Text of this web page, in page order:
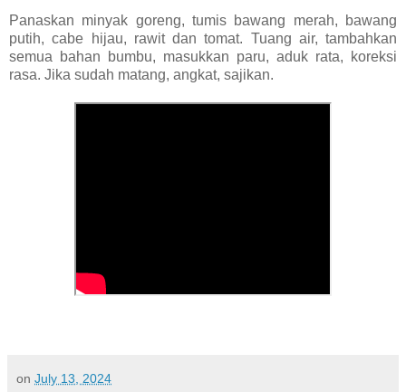
Panaskan minyak goreng, tumis bawang merah, bawang
putih, cabe hijau, rawit dan tomat. Tuang air, tambahkan
semua bahan bumbu, masukkan paru, aduk rata, koreksi
rasa. Jika sudah matang, angkat, sajikan.
on July 13, 2024